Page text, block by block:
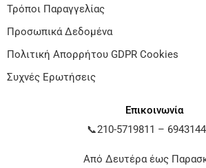
Τρόποι Παραγγελίας
Προσωπικά Δεδομένα
Πολιτική Απορρήτου GDPR Cookies
Συχνές Ερωτήσεις
Επικοινωνία
📞210-5719811 –
Από Δευτέρα έως